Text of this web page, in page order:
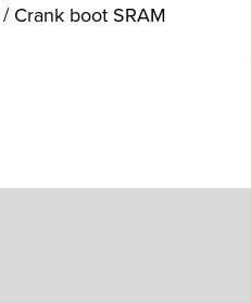
Crank boot SRAM